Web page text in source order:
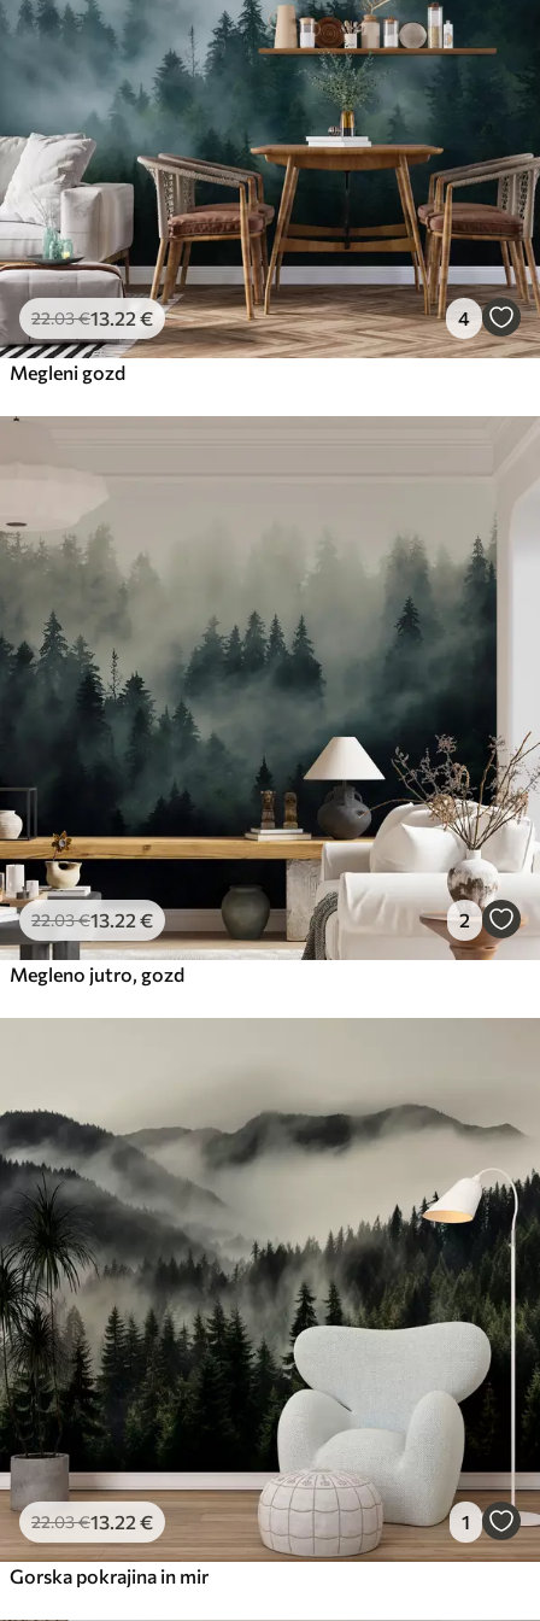
Premium vinil
39.00 €/m²
Peel and Stick
81.6749 /m²
22.03€13 .22 € 4
Megleni gozd
22.03€13 .22 € 2
Megleno jutro, gozd
22.03€13 .22 € 1
Gorska pokrajina in mir